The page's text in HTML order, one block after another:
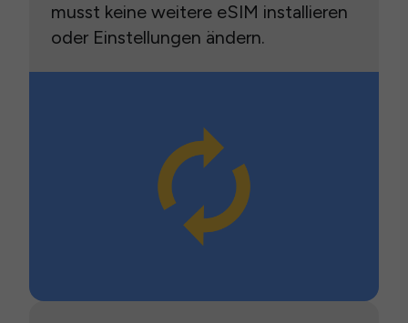
musst keine weitere eSIM installieren
oder Einstellungen ändern.